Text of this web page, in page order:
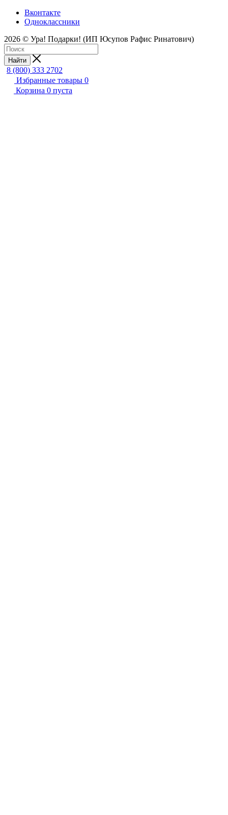
Вконтакте
Одноклассники
2026 © Ура! Подарки! (ИП Юсупов Рафис Ринатович)
Найти
8 (800) 333 2702
Избранные товары 0
Корзина 0 пуста